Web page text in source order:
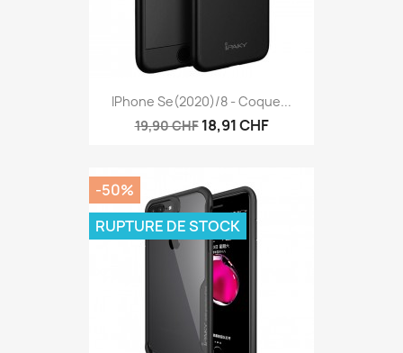
IPhone Se(2020)/8 - Coque...
19,90 CHF 18,91 CHF
-50%
RUPTURE DE STOCK